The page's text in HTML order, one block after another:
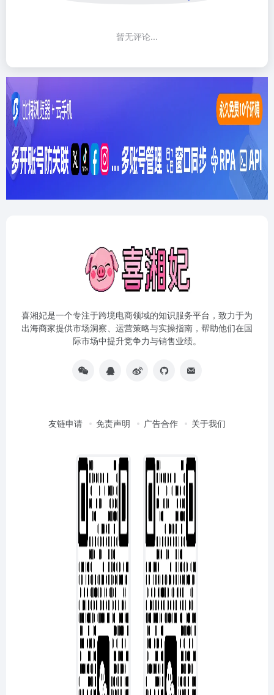
暂无评论...
喜湘妃是一个专注于跨境电商领域的知识服务平台，致力于为
出海商家提供市场洞察、运营策略与实操指南，帮助他们在国
际市场中提升竞争力与销售业绩。
友链申请 免责声明 广告合作 关于我们